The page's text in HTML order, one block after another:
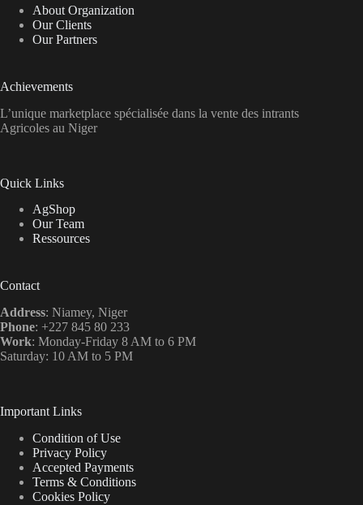
About Organization
Our Clients
Our Partners
Achievements
L’unique marketplace spécialisée dans la vente des intrants
Agricoles au Niger
Quick Links
AgShop
Our Team
Ressources
Contact
Address: Niamey, Niger
Phone: +227 845 80 233
Work: Monday-Friday 8 AM to 6 PM
Saturday: 10 AM to 5 PM
Important Links
Condition of Use
Privacy Policy
Accepted Payments
Terms & Conditions
Cookies Policy